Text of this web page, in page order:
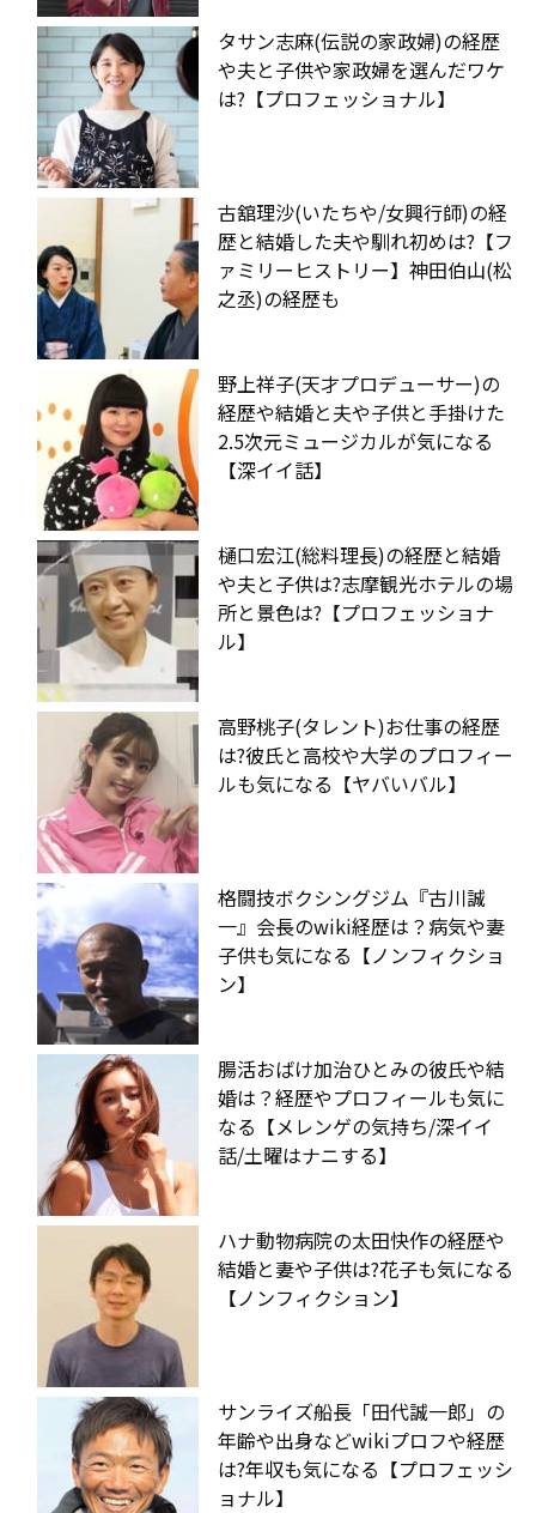
タサン志麻(伝説の家政婦)の経歴
や夫と子供や家政婦を選んだワケ
は?【プロフェッショナル】
古舘理沙(いたちや/女興行師)の経
歴と結婚した夫や馴れ初めは?【フ
ァミリーヒストリー】神田伯山(松
之丞)の経歴も
野上祥子(天才プロデューサー)の
経歴や結婚と夫や子供と手掛けた
2.5次元ミュージカルが気になる
【深イイ話】
樋口宏江(総料理長)の経歴と結婚
や夫と子供は?志摩観光ホテルの場
所と景色は?【プロフェッショナ
ル】
高野桃子(タレント)お仕事の経歴
は?彼氏と高校や大学のプロフィー
ルも気になる【ヤバいバル】
格闘技ボクシングジム『古川誠
一』会長のwiki経歴は？病気や妻
子供も気になる【ノンフィクショ
ン】
腸活おばけ加治ひとみの彼氏や結
婚は？経歴やプロフィールも気に
なる【メレンゲの気持ち/深イイ
話/土曜はナニする】
ハナ動物病院の太田快作の経歴や
結婚と妻や子供は?花子も気になる
【ノンフィクション】
サンライズ船長「田代誠一郎」の
年齢や出身などwikiプロフや経歴
は?年収も気になる【プロフェッシ
ョナル】